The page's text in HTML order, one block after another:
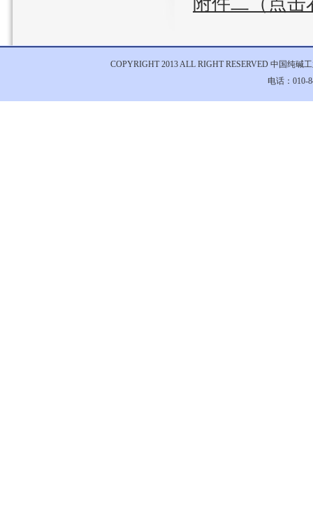
COPYRIGHT 2013 ALL RIGHT RESERVED 中国纯碱
电话：010-